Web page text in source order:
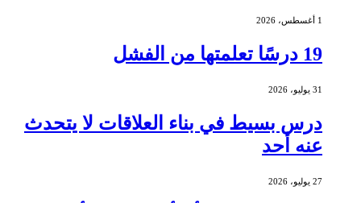
1 أغسطس، 2026
19 درسًا تعلمتها من الفشل
31 يوليو، 2026
درس بسيط في بناء العلاقات لا يتحدث
عنه أحد
27 يوليو، 2026